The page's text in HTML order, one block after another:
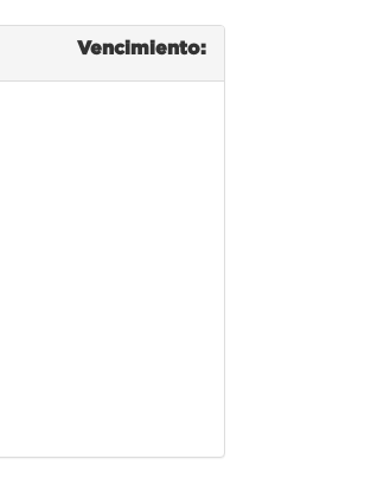
Vencimiento: